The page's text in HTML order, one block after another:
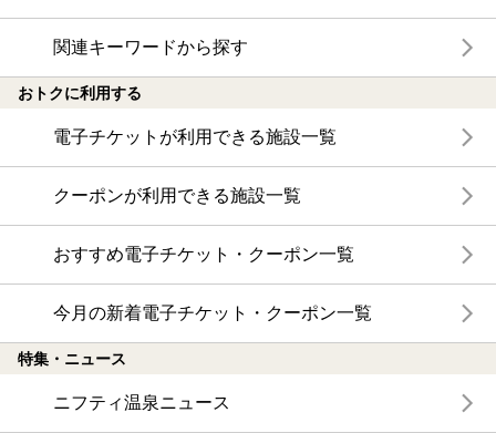
関連キーワードから探す
おトクに利用する
電子チケットが利用できる施設一覧
クーポンが利用できる施設一覧
おすすめ電子チケット・クーポン一覧
今月の新着電子チケット・クーポン一覧
特集・ニュース
ニフティ温泉ニュース